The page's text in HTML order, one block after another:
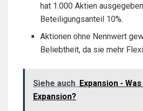
hat 1.000 Aktien
Beteiligungsanteil 10%.
Aktionen ohne Nennwert
Beliebtheit, da sie mehr
Siehe auch Expansion -
Expansion?